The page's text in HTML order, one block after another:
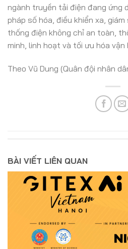
ngành truyền tải điện đang ứng
pháp số hóa, điều khiển xa,
thống điện không chỉ an toàn,
minh, linh hoạt và tối ưu hóa vận
Theo Vũ Dung (Quân đội nhân
BÀI VIẾT LIÊN QUAN